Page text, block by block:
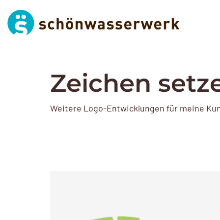
Zeichen
Weitere Logo-Entwicklungen für meine